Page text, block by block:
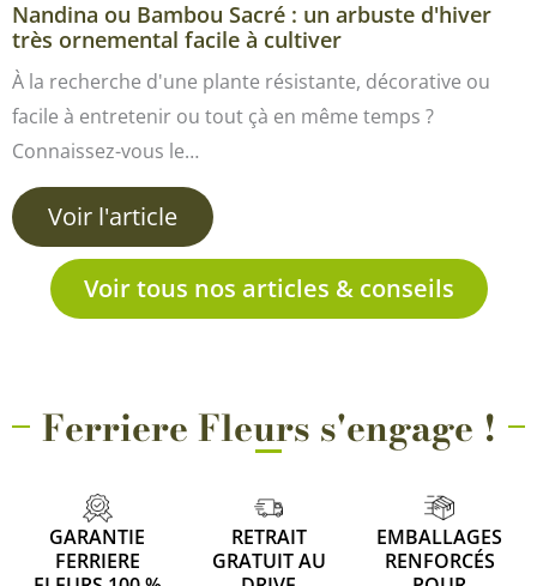
Nandina ou Bambou Sacré : un arbuste d'hiver
très ornemental facile à cultiver
À la recherche d'une plante résistante, décorative ou
facile à entretenir ou tout çà en même temps ?
Connaissez-vous le…
Voir l'article
Voir tous nos articles & conseils
Ferriere Fleurs s'engage !
GARANTIE
FERRIERE
RETRAIT
GRATUIT AU
EMBALLAGES
RENFORCÉS